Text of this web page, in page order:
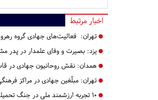
اخبار مرتبط
تهران: فعالیت‌های جهادی گروه
یزد: بصیرت و وفای علمدار در پدر
همدان: نقش روحانیون جهادی در
تهران: مبلّغین جهادی در مراکز
۱۰ تجربه ارزشمند ملی در جنگ تحمیلی ۱۲ روزه